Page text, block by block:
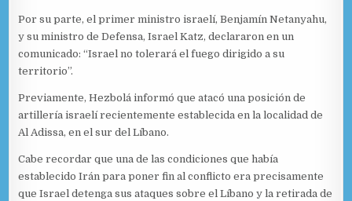
Por su parte, el primer ministro israelí, Benjamín Netanyahu,
y su ministro de Defensa, Israel Katz, declararon en un
comunicado: “Israel no tolerará el fuego dirigido a su
territorio”.
Previamente, Hezbolá informó que atacó una posición de
artillería israelí recientemente establecida en la localidad de
Al Adissa, en el sur del Líbano.
Cabe recordar que una de las condiciones que había
establecido Irán para poner fin al conflicto era precisamente
que Israel detenga sus ataques sobre el Líbano y la retirada de